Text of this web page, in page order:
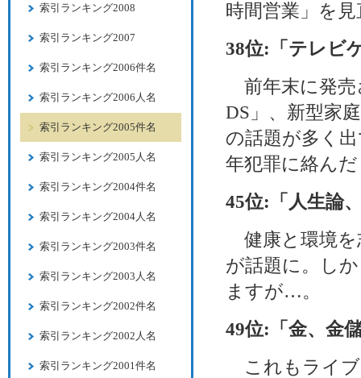
時間営業」を
38位:「テレビ
前年末に発売
DS」、新型家
の話題が多く
年犯罪に絡ん
45位:「人生論
健康と環境を
が話題に。し
ますが…。
49位:「金、金
これもライブ
索引ランキング2008
索引ランキング2007
索引ランキング2006件名
索引ランキング2006人名
索引ランキング2005件名
索引ランキング2005人名
索引ランキング2004件名
索引ランキング2004人名
索引ランキング2003件名
索引ランキング2003人名
索引ランキング2002件名
索引ランキング2002人名
索引ランキング2001件名